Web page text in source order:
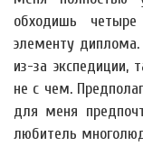
обходишь
элементу
из-за экспедиции,
не с чем.
для меня
любитель